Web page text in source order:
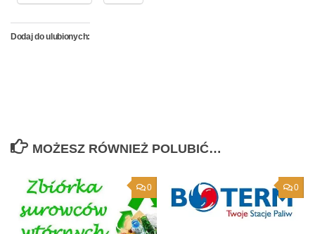
Dodaj do ulubionych:
MOŻESZ RÓWNIEŻ POLUBIĆ…
0 0